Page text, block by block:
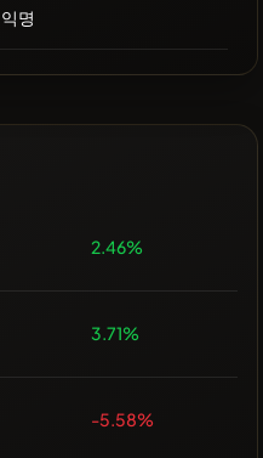
익명
2.46%
3.71%
-5.58%